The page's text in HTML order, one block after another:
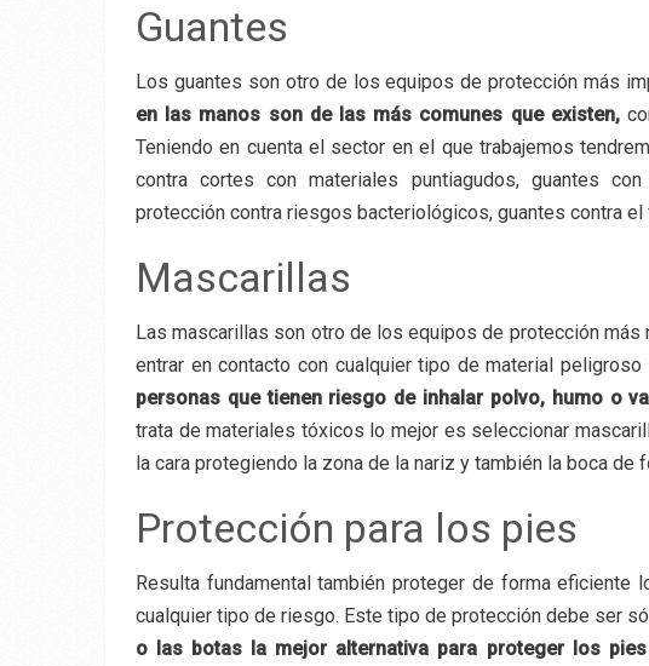
Guantes
Los guantes son otro de los equipos de protección más
en las manos son de las más comunes que existen,
Teniendo en cuenta el sector en el que trabajemos
contra cortes con materiales puntiagudos, guantes
protección contra riesgos bacteriológicos, guantes contra el
Mascarillas
Las mascarillas son otro de los equipos de protección
entrar en contacto con cualquier tipo de material peligroso
personas que tienen riesgo de inhalar polvo, humo o
trata de materiales tóxicos lo mejor es seleccionar
la cara protegiendo la zona de la nariz y también la boca de
Protección para los pies
Resulta fundamental también proteger de forma
cualquier tipo de riesgo. Este tipo de protección debe ser
o las botas la mejor alternativa para proteger los pies